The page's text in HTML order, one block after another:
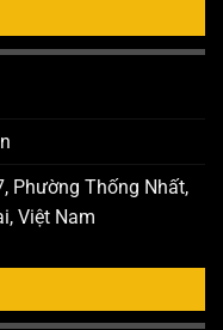
Phường Thống Nhất,
Việt Nam